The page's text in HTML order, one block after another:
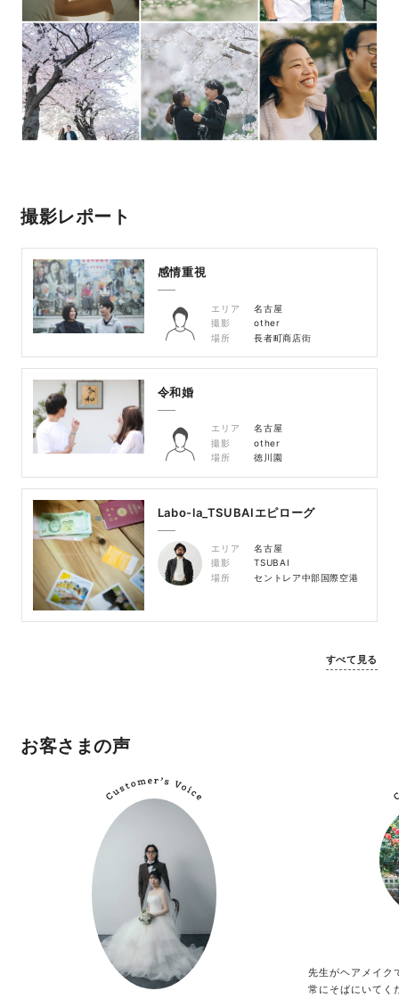
撮影レポート
感情重視
エリア
名古屋
撮影
other
場所
長者町商店街
令和婚
エリア
名古屋
撮影
other
場所
徳川園
Labo-la_TSUBAIエピローグ
エリア
名古屋
撮影
TSUBAI
場所
セントレア中部国際空港
すべて見る
お客さまの声
先生がヘアメイク
常にそばにいてく